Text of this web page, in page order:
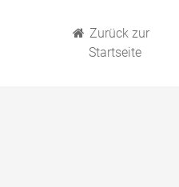
Zurück zur
Startseite